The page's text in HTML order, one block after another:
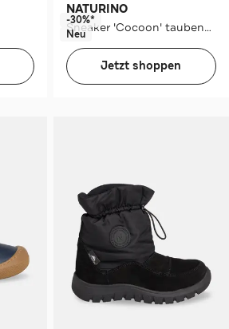
NATURINO
Sneaker 'Cocoon' taubenblau
-30%*
Neu
Jetzt shoppen